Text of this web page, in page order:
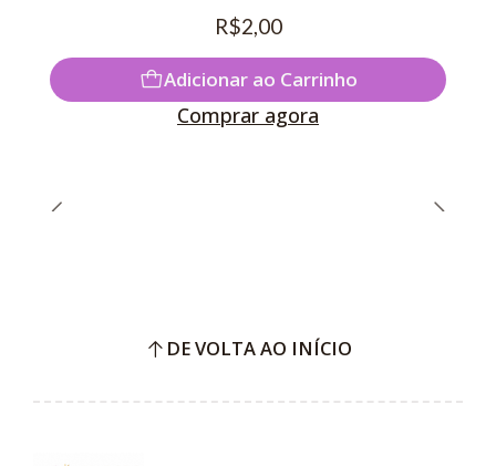
R$2,00
Adicionar ao Carrinho
Comprar agora
DE VOLTA AO INÍCIO